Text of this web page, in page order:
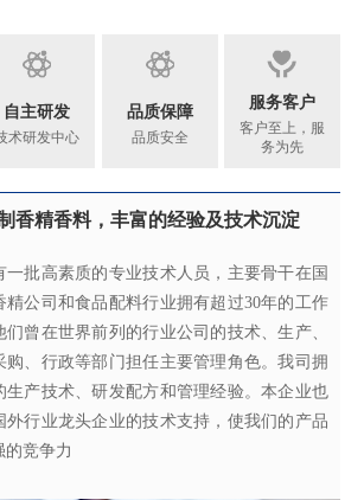
自主研发
术研发中心
品质保障
品质安全
服务客户
客户至上，服
务为先
香精香料，丰富的经验及技术沉淀
一批高素质的专业技术人员，主要骨干在国
精公司和食品配料行业拥有超过30年的工作
们曾在世界前列的行业公司的技术、生产、
购、行政等部门担任主要管理角色。我司拥
生产技术、研发配方和管理经验。本企业也
外行业龙头企业的技术支持，使我们的产品
的竞争力
不同的调香需求
的香精香料技术研发实验室和生产车间，可
供适合、满意，高性价比的高品质香精。
量管理体系
起，公司就建立了国际认可的ISO9001：
管理体系及ISO22000：2018 食品安全管理体
有产品质量稳定性及食用安全性保驾护航。
味 芬芳传五洲
用及技术服务中心，汇聚了多位优秀的技术
事香精香料在各类产品中的开发应用，能高
客户需求打造不同产品，满 足客户对提高其
以及缩短交货期的需求。